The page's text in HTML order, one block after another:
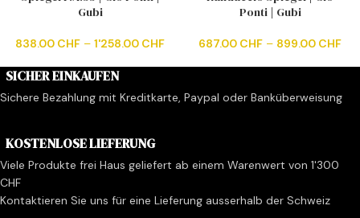
Gubi
838.00 CHF – 1'258.00 CHF
Ponti | Gubi
687.00 CHF – 899.00 CHF
SICHER EINKAUFEN
Sichere Bezahlung mit Kreditkarte, Paypal oder Banküberweisung
KOSTENLOSE LIEFERUNG
Viele Produkte frei Haus geliefert ab einem Warenwert von 1'300
CHF
Kontaktieren Sie uns für eine Lieferung ausserhalb der Schweiz